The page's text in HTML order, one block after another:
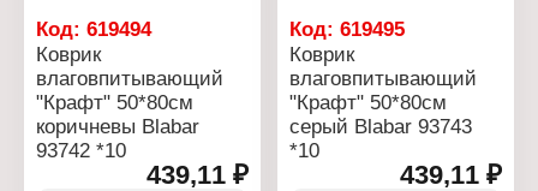
Код: 619494
Коврик
влаговпитывающий
"Крафт" 50*80см
коричневы Blabar
93742 *10
439,11 ₽
Код:619495
Коврик
влаговпитывающий
"Крафт" 50*80см
серый Blabar 93743
*10
439,11 ₽